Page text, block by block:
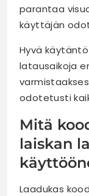
parantaa
käyttäjän
Hyvä
latausaikoja
odotetusti
Mitä
laiskan
Laadukas